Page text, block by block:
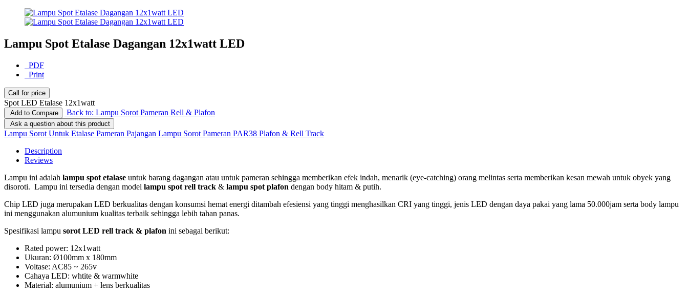
Lampu Spot Etalase Dagangan 12x1watt LED
PDF
Print
Call for price
Spot LED Etalase 12x1watt
Add to Compare Back to: Lampu Sorot Pameran Rell & Plafon
Ask a question about this product
Lampu Sorot Untuk Etalase Pameran Pajangan Lampu Sorot Pameran PAR38 Plafon & Rell Track
Description
Reviews
Lampu ini adalah lampu spot etalase untuk barang dagangan atau untuk pameran sehingga memberikan efek indah, menarik (eye-catching) orang melintas serta memberikan kesan mewah untuk obyek yang
disoroti. Lampu ini tersedia dengan model lampu spot rell track & lampu spot plafon dengan body hitam & putih.
Chip LED juga merupakan LED berkualitas dengan konsumsi hemat energi ditambah efesiensi yang tinggi menghasilkan CRI yang tinggi, jenis LED dengan daya pakai yang lama 50.000jam serta body lampu
ini menggunakan alumunium kualitas terbaik sehingga lebih tahan panas.
Spesifikasi lampu sorot LED rell track & plafon ini sebagai berikut:
Rated power: 12x1watt
Ukuran: Ø100mm x 180mm
Voltase: AC85 ~ 265v
Cahaya LED: whtite & warmwhite
Material: alumunium + lens berkualitas